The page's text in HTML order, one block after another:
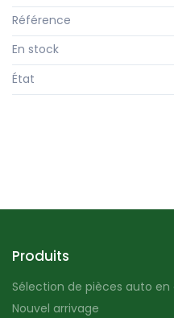
Référence
En stock
État
Produits
Sélection de pièces auto
Nouvel arrivage